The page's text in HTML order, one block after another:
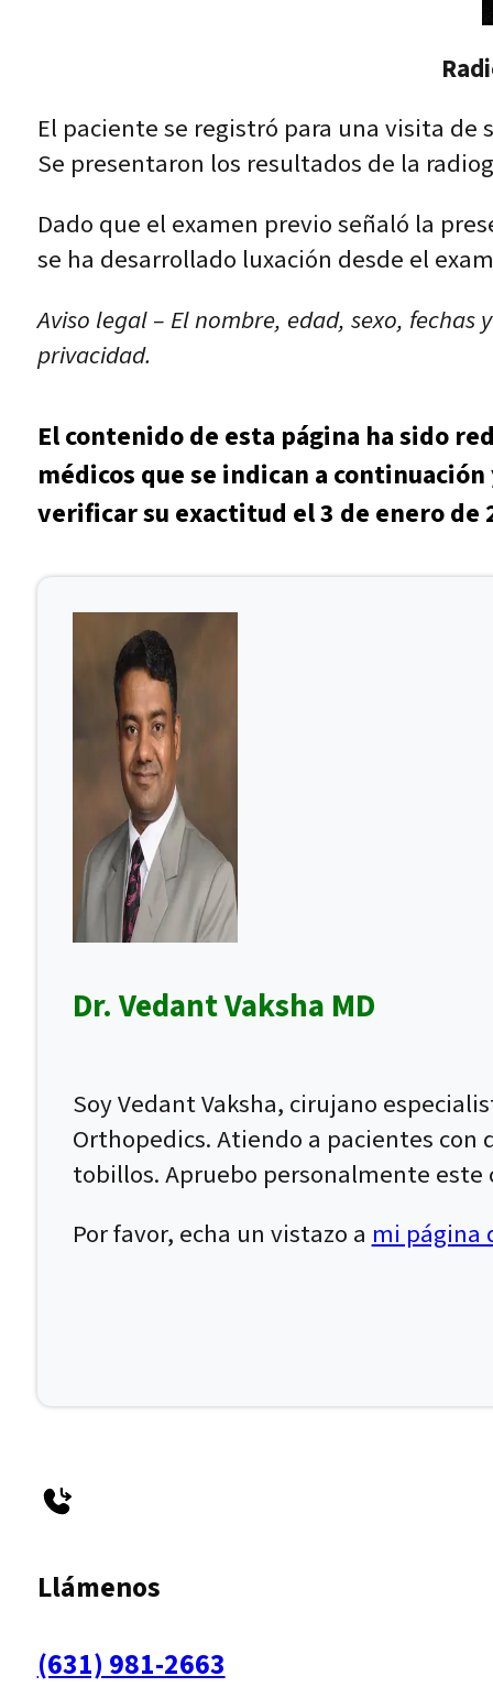
El paciente se registró para una visita
Se presentaron los resultados de la
Dado que el examen previo señaló la
se ha desarrollado luxación desde el
Aviso legal – El nombre, edad, sexo,
privacidad.
El contenido de esta página ha sido
médicos que se indican a
verificar su exactitud el 3 de enero de
Dr. Vedant Vaksha MD
Soy Vedant Vaksha, cirujano
Orthopedics. Atiendo a pacientes con
tobillos. Apruebo personalmente
Por favor, echa un vistazo a mi página
Llámenos
(631) 981-2663